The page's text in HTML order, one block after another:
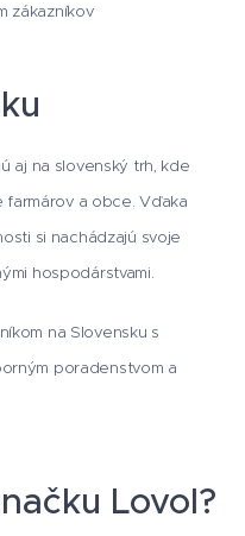
zákazníkov
aj na slovenský trh, kde
farmárov a obce. Vďaka
si nachádzajú svoje
hospodárstvami.
na Slovensku s
poradenstvom a
Lovol?